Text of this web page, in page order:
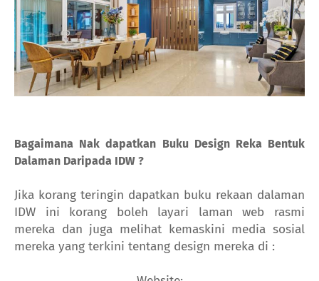
Bagaimana Nak dapatkan Buku Design Reka Bentuk
Dalaman Daripada IDW ?
Jika korang teringin dapatkan buku rekaan dalaman
IDW ini korang boleh layari laman web rasmi
mereka dan juga melihat kemaskini media sosial
mereka yang terkini tentang design mereka di :